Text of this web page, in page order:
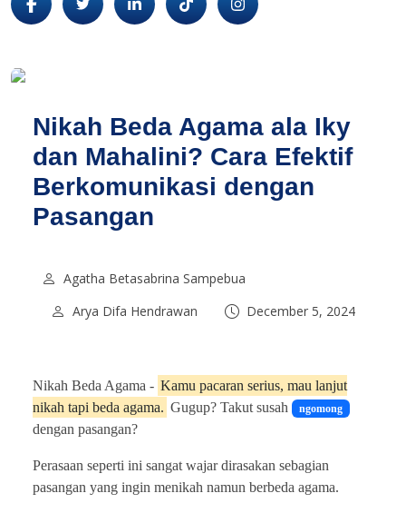
Nikah Beda Agama ala Iky
dan Mahalini? Cara Efektif
Berkomunikasi dengan
Pasangan
Agatha Betasabrina Sampebua
Arya Difa Hendrawan
December 5, 2024
Nikah Beda Agama - Kamu pacaran serius, mau lanjut
nikah tapi beda agama. Gugup? Takut susah ngomong
dengan pasangan?
Perasaan seperti ini sangat wajar dirasakan sebagian
pasangan yang ingin menikah namun berbeda agama.